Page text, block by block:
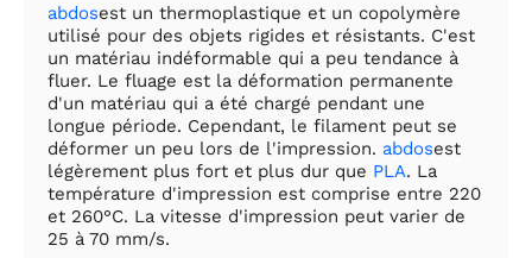
abdosest un thermoplastique et un copolymère
utilisé pour des objets rigides et résistants. C'est
un matériau indéformable qui a peu tendance à
fluer. Le fluage est la déformation permanente
d'un matériau qui a été chargé pendant une
longue période. Cependant, le filament peut se
déformer un peu lors de l'impression. abdosest
légèrement plus fort et plus dur que PLA. La
température d'impression est comprise entre 220
et 260°C. La vitesse d'impression peut varier de
25 à 70 mm/s.